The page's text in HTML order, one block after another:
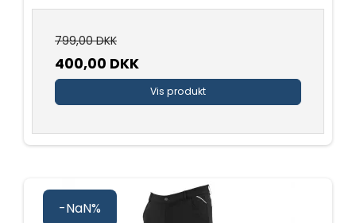
799,00 DKK
400,00 DKK
Vis produkt
-NaN%